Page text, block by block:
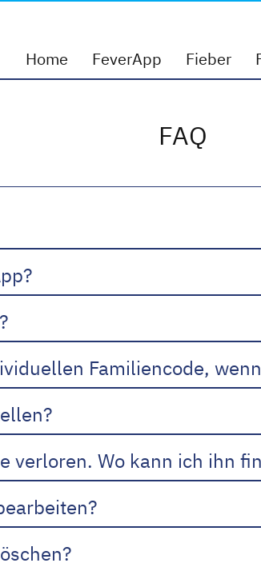
Home
FeverApp Fieber
FAQ
Familiencode,
verloren. Wo kann ich ihn